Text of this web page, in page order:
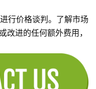
行价格谈判。了解市场
改进的任何额外费用，